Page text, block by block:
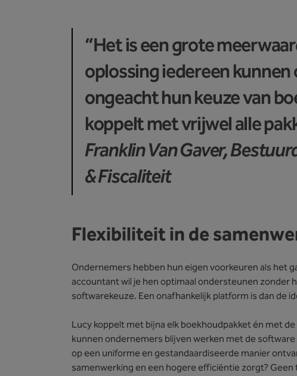
“Het is een grote
oplossing iedereen
ongeacht hun keuze van
koppelt met vrijwel alle
Franklin Van Gaver,
& Fiscaliteit
Flexibiliteit in de
Ondernemers hebben hun eigen voorkeuren als het
accountant wil je hen optimaal ondersteunen zonder
softwarekeuze. Een onafhankelijk platform is dan de
Lucy koppelt met bijna elk boekhoudpakket én met
kunnen ondernemers blijven werken met de
op een uniforme en gestandaardiseerde manier
samenwerking en een hogere efficiëntie zorgt?